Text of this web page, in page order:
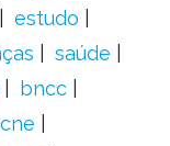
estudo
saúde
bncc
cne